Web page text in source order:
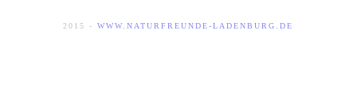
2015 -WWW.NATURFREUNDE-LADENBURG.DE